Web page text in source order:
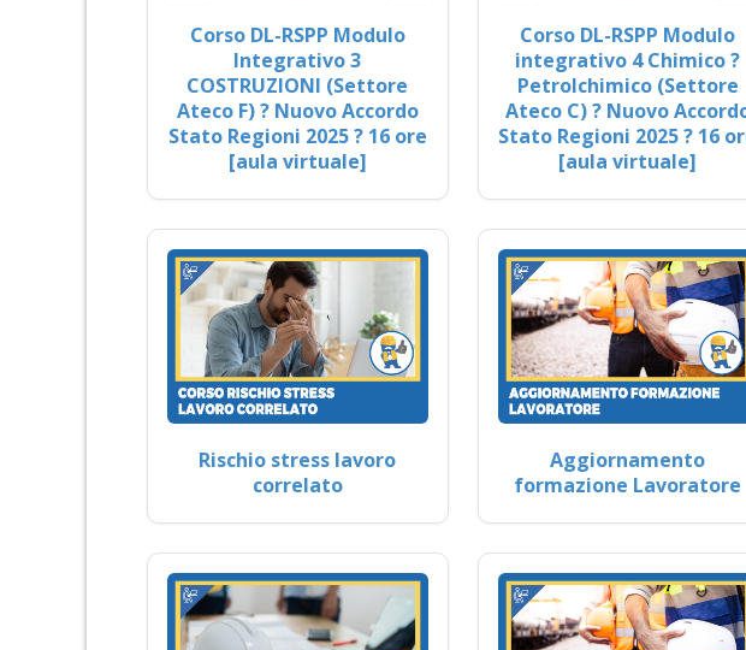
Corso DL-RSPP Modulo
Integrativo 3
COSTRUZIONI (Settore
Ateco F) ? Nuovo Accordo
Stato Regioni 2025 ? 16 ore
[aula virtuale]
Corso DL-RSPP Modulo
integrativo 4 Chimico ?
Petrolchimico (Settore
Ateco C) ? Nuovo
Stato Regioni 2025 ? 16
[aula virtuale]
Rischio stress lavoro
correlato
Aggiornamento
formazione Lavoratore